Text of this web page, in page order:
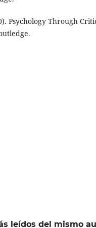
Psychology Through
leídos del mismo